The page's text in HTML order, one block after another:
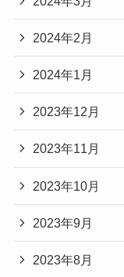
2024年2月
2024年1月
2023年12月
2023年11月
2023年10月
2023年9月
2023年8月